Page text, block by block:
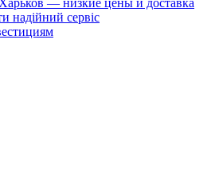
— низкие цены и доставка
надійний сервіс